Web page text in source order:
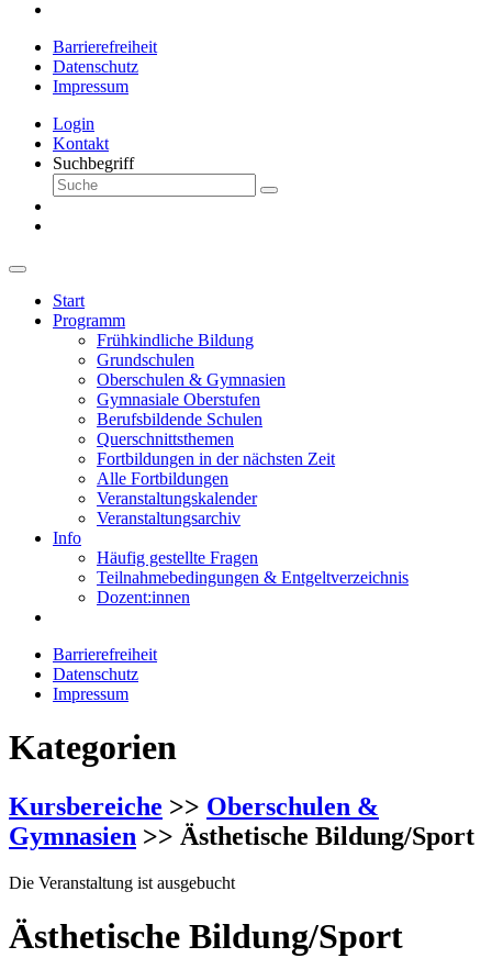
Barrierefreiheit
Datenschutz
Impressum
Login
Kontakt
Suchbegriff
Start
Programm
Frühkindliche Bildung
Grundschulen
Oberschulen & Gymnasien
Gymnasiale Oberstufen
Berufsbildende Schulen
Querschnittsthemen
Fortbildungen in der nächsten Zeit
Alle Fortbildungen
Veranstaltungskalender
Veranstaltungsarchiv
Info
Häufig gestellte Fragen
Teilnahmebedingungen & Entgeltverzeichnis
Dozent:innen
Barrierefreiheit
Datenschutz
Impressum
Kategorien
Kursbereiche >> Oberschulen &
Gymnasien >> Ästhetische Bildung/Sport
Die Veranstaltung ist ausgebucht
Ästhetische Bildung/Sport